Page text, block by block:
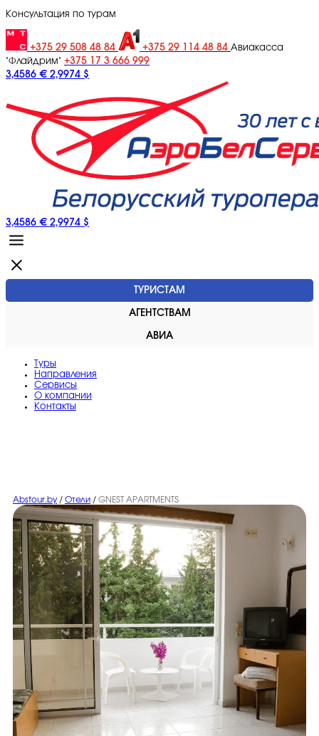
Консультация по турам
+375 29 508 48 84 +375 29 114 48 84 Авиакасса
"Флайдрим" +375 17 3 666 999
3,4586 € 2,9974 $
3,4586 € 2,9974 $
ТУРИСТАМ
АГЕНТСТВАМ
АВИА
Туры
Направления
Сервисы
O компании
Контакты
Abstour.by / Отели / GNEST APARTMENTS